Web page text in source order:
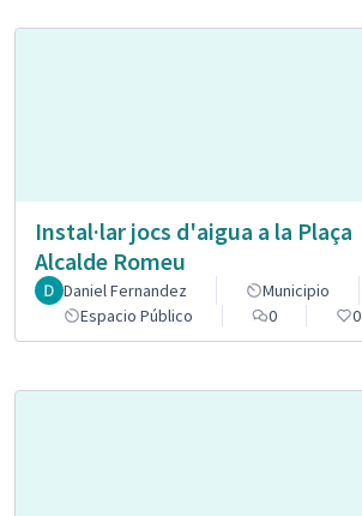
Instal·lar jocs d'aigua a la Plaça
Alcalde Romeu
Daniel Fernandez
Municipio
Espacio Público
0 0